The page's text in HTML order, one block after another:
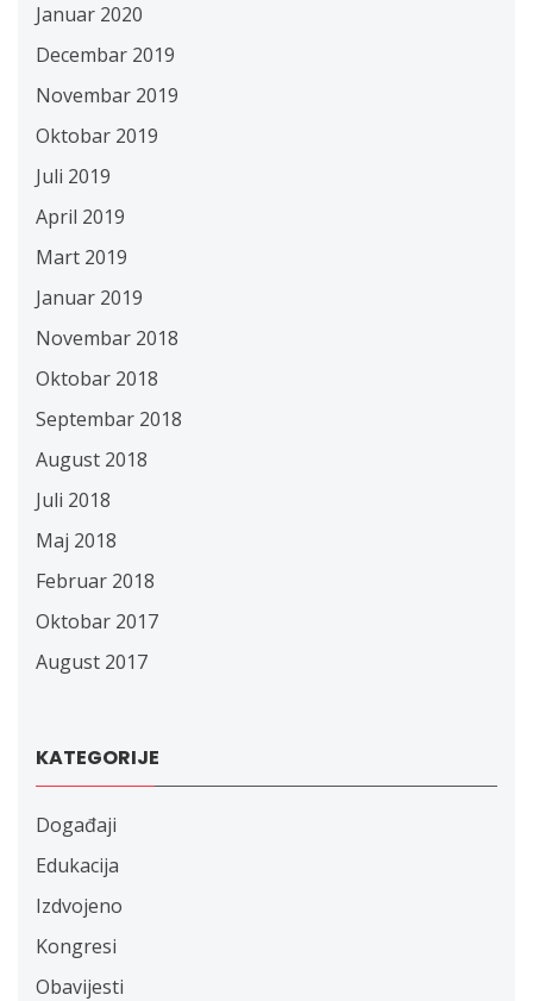
Januar 2020
Decembar 2019
Novembar 2019
Oktobar 2019
Juli 2019
April 2019
Mart 2019
Januar 2019
Novembar 2018
Oktobar 2018
Septembar 2018
August 2018
Juli 2018
Maj 2018
Februar 2018
Oktobar 2017
August 2017
KATEGORIJE
Događaji
Edukacija
Izdvojeno
Kongresi
Obavijesti